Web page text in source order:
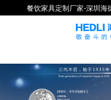
餐饮家具定制厂家-深圳海